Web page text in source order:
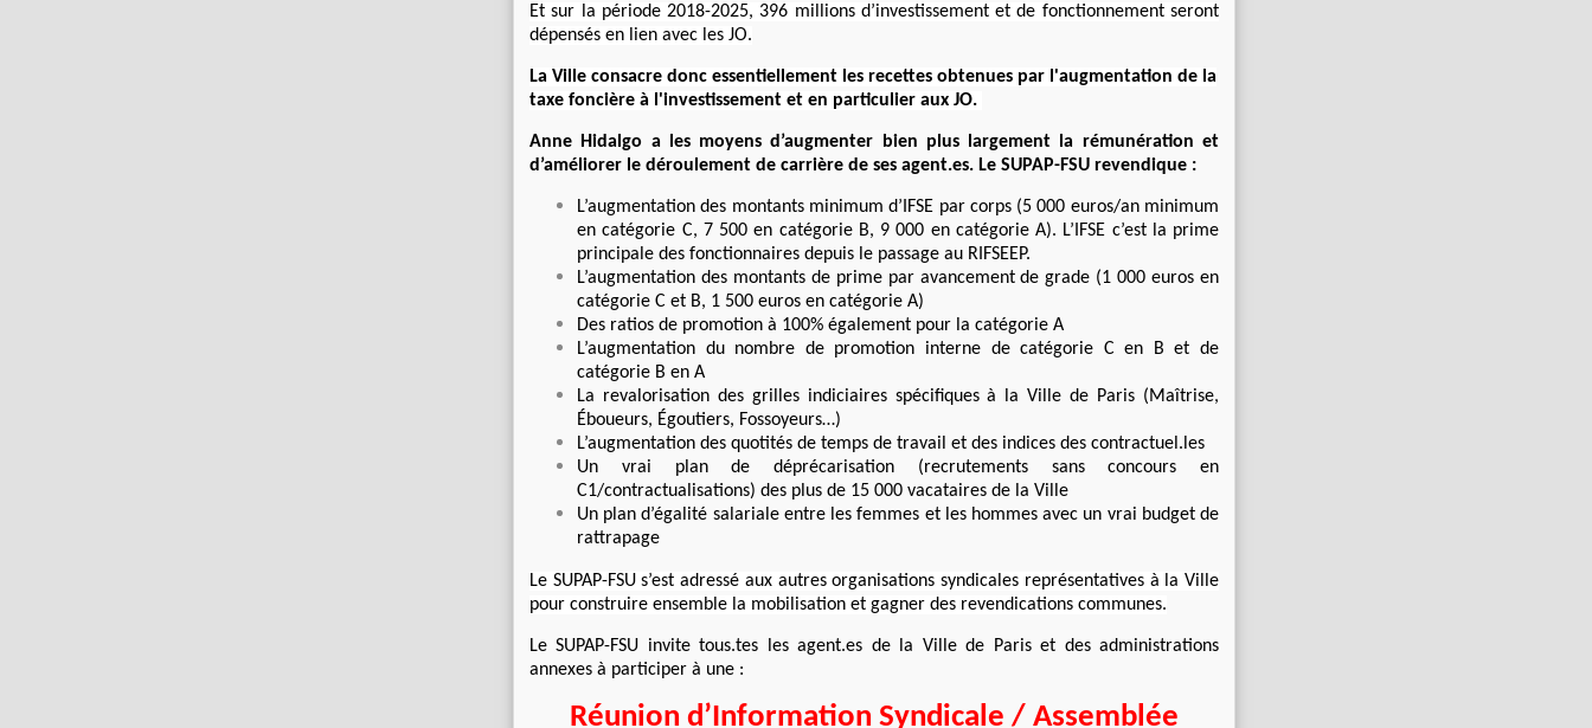
Et sur la période 2018-2025, 396 millions d’investissement et de fonctionnement seront
dépensés en lien avec les JO.
La Ville consacre donc essentiellement les recettes obtenues par l'augmentation de la
taxe foncière à l'investissement et en particulier aux JO.
Anne Hidalgo a les moyens d’augmenter bien plus largement la rémunération et
d’améliorer le déroulement de carrière de ses agent.es. Le SUPAP-FSU revendique :
L’augmentation des montants minimum d’IFSE par corps (5 000 euros/an minimum
en catégorie C, 7 500 en catégorie B, 9 000 en catégorie A). L’IFSE c’est la prime
principale des fonctionnaires depuis le passage au RIFSEEP.
L’augmentation des montants de prime par avancement de grade (1 000 euros en
catégorie C et B, 1 500 euros en catégorie A)
Des ratios de promotion à 100% également pour la catégorie A
L’augmentation du nombre de promotion interne de catégorie C en B et de
catégorie B en A
La revalorisation des grilles indiciaires spécifiques à la Ville de Paris (Maîtrise,
Éboueurs, Égoutiers, Fossoyeurs…)
L’augmentation des quotités de temps de travail et des indices des contractuel.les
Un vrai plan de déprécarisation (recrutements sans concours en
C1/contractualisations) des plus de 15 000 vacataires de la Ville
Un plan d’égalité salariale entre les femmes et les hommes avec un vrai budget de
rattrapage
Le SUPAP-FSU s’est adressé aux autres organisations syndicales représentatives à la Ville
pour construire ensemble la mobilisation et gagner des revendications communes.
Le SUPAP-FSU invite tous.tes les agent.es de la Ville de Paris et des administrations
annexes à participer à une :
Réunion d’Information Syndicale / Assemblée